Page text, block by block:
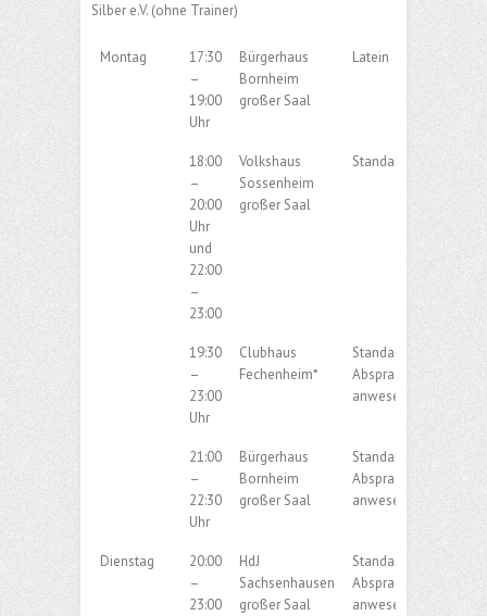
Silber e.V. (ohne Trainer)
Montag
17:30
–
19:00
Uhr
Bürgerhaus
Bornheim
großer Saal
Latein
18:00
–
20:00
Uhr
und
22:00
–
23:00
Volkshaus
Sossenheim
großer Saal
Standard
19:30
–
23:00
Uhr
Clubhaus
Fechenheim*
Standard/Latein nach
Absprache der
anwesendenden
21:00
–
22:30
Uhr
Bürgerhaus
Bornheim
großer Saal
Standard/Latein nach
Absprache der
anwesendenden
Dienstag
20:00
–
23:00
HdJ
Sachsenhausen
großer Saal
Standard / Latein nach
Absprache der
anwesendenden